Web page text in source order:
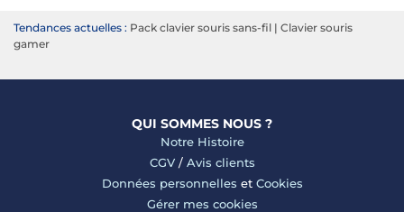
Tendances actuelles : Pack clavier souris sans-fil | Clavier souris
gamer
QUI SOMMES NOUS ?
Notre Histoire
CGV/ Avis clients
Données personnelles et Cookies
Gérer mes cookies